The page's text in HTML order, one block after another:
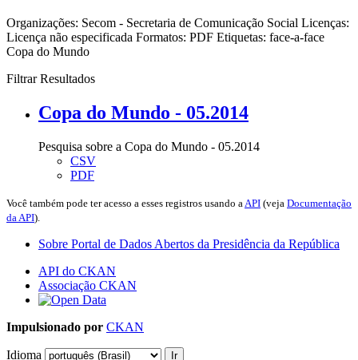
Organizações: Secom - Secretaria de Comunicação Social Licenças:
Licença não especificada Formatos: PDF Etiquetas: face-a-face
Copa do Mundo
Filtrar Resultados
Copa do Mundo - 05.2014
Pesquisa sobre a Copa do Mundo - 05.2014
CSV
PDF
Você também pode ter acesso a esses registros usando a API (veja Documentação
da API).
Sobre Portal de Dados Abertos da Presidência da República
API do CKAN
Associação CKAN
Impulsionado por CKAN
Idioma Ir